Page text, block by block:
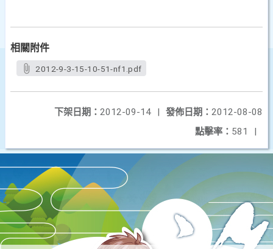
相關附件
2012-9-3-15-10-51-nf1.pdf
發佈日期： 2012-08-08
下架日期： 2012-09-14
|
點擊率： 581 |